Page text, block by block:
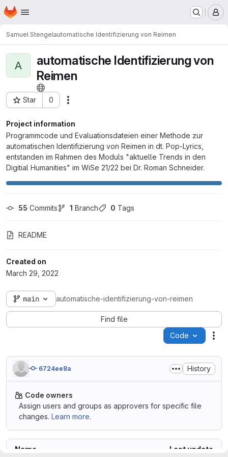
Skip to main content
Homepage
Samuel Stengelautomatische Identifizierung von Reimen
A
automatische Identifizierung von
Reimen
Star 0
Project ID: 4855
Project information
Programmcode und Evaluationsdateien einer Methode zur
automatischen Identifizierung von Reimen in dt. Pop-Lyrics,
entstanden im Rahmen des Moduls "aktuelle Trends in den
Digitial Humanities" im WiSe 21/22 bei Dr. Roman Schneider.
55 Commits 1 Branch 0 Tags
README
Created on
March 29, 2022
main automatische-identifizierung-von-reimen
Find file
Code
6724ee8a History
Code owners
Assign users and groups as approvers for specific file
changes. Learn more.
Name Last update